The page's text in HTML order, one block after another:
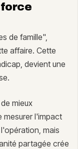
force
de famille",
affaire. Cette
devient une
mieux
mesurer l'impact
mais
partagée crée